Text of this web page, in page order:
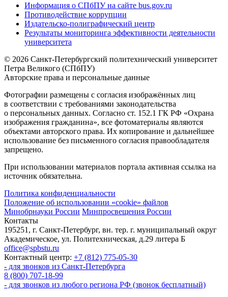
Информация о СПбПУ на сайте bus.gov.ru
Противодействие коррупции
Издательско-полиграфический центр
Результаты мониторинга эффективности деятельности
университета
© 2026 Санкт-Петербургский политехнический университет
Петра Великого (СПбПУ)
Авторские права и персональные данные
Фотографии размещены с согласия изображённых лиц
в соответствии с требованиями законодательства
о персональных данных. Согласно ст. 152.1 ГК РФ «Охрана
изображения гражданина», все фотоматериалы являются
объектами авторского права. Их копирование и дальнейшее
использование без письменного согласия правообладателя
запрещено.
При использовании материалов портала активная ссылка на
источник обязательна.
Политика конфиденциальности
Положение об использовании «cookie» файлов
Минобрнауки России Минпросвещения России
Контакты
195251, г. Санкт-Петербург, вн. тер. г. муниципальный округ
Академическое, ул. Политехническая, д.29 литера Б
office@spbstu.ru
Контактный центр: +7 (812) 775-05-30
- для звонков из Санкт-Петербурга
8 (800) 707-18-99
- для звонков из любого региона РФ (звонок бесплатный)